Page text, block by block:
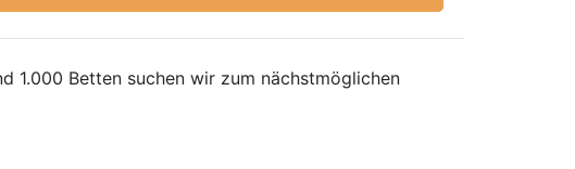
1.000 Betten suchen wir zum nächstmöglichen